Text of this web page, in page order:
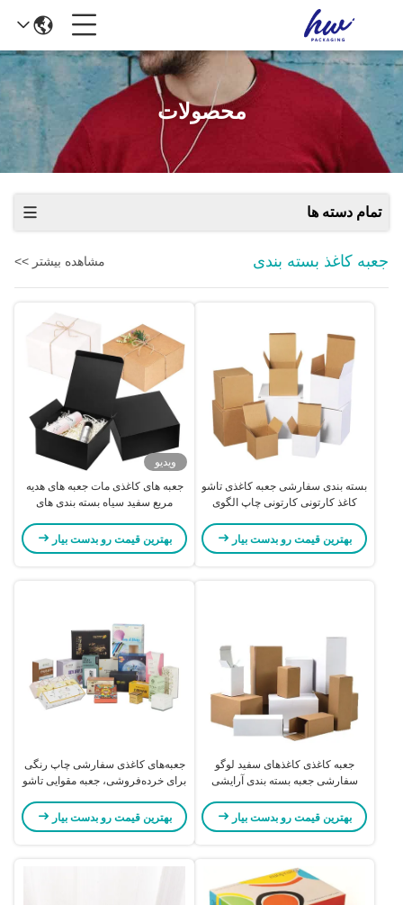
محصولات
تمام دسته ها
جعبه کاغذ بسته بندی مشاهده بیشتر >>
بسته بندی سفارشی جعبه کاغذی تاشو
کاغذ کارتونی کارتونی چاپ الگوی
بهترین قیمت رو بدست بیار
ویدیو
جعبه های کاغذی مات جعبه های هدیه
مربع سفید سیاه بسته بندی های
بهترین قیمت رو بدست بیار
جعبه کاغذی کاغذهای سفید لوگو
سفارشی جعبه بسته بندی آرایشی
بهترین قیمت رو بدست بیار
جعبه‌های کاغذی سفارشی چاپ رنگی
برای خرده‌فروشی، جعبه مقوایی تاشو
بهترین قیمت رو بدست بیار